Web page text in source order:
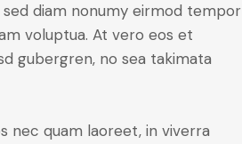
diam nonumy eirmod tempor
voluptua. At vero eos et
gubergren, no sea takimata
nec quam laoreet, in viverra